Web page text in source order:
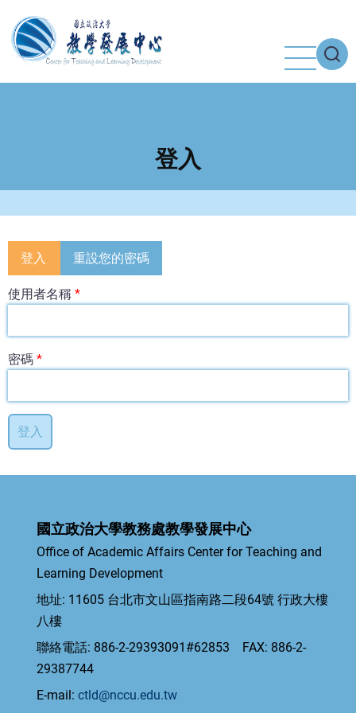
至
主
登入
Primary
tabs
登入 重設您的密碼
使用者名稱
密碼
國立政治大學教務處教學發展中心
Office of Academic Affairs Center for Teaching and
Learning Development
地址: 11605 台北市文山區指南路二段64號 行政大樓
八樓
聯絡電話: 886-2-29393091#62853 FAX: 886-2-
29387744
E-mail: ctld@nccu.edu.tw